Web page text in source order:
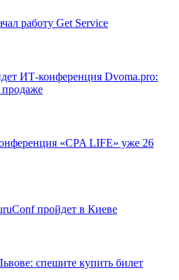
работу Get Service
ИТ-конференция Dvoma.pro:
«CPA LIFE» уже 26
пройдет в Киеве
спешите купить билет